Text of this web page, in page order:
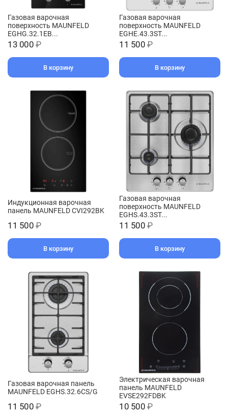
Газовая варочная
поверхность MAUNFELD
EGHG.32.1EB...
13 000 ₽
В корзину
Газовая варочная
поверхность MAUNFELD
EGHE.43.3ST...
11 500 ₽
В корзину
Индукционная варочная
панель MAUNFELD CVI292BK
11 500 ₽
В корзину
Газовая варочная
поверхность MAUNFELD
EGHS.43.3ST...
11 500 ₽
В корзину
Газовая варочная панель
MAUNFELD EGHS.32.6CS/G
11 500 ₽
Электрическая варочная
панель MAUNFELD
EVSE292FDBK
10 500 ₽